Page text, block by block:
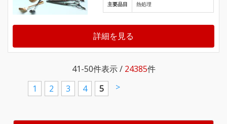
主要品目 熱処理
詳細を見る
41-50件表示 / 24385件
1
2 3 4 5 >